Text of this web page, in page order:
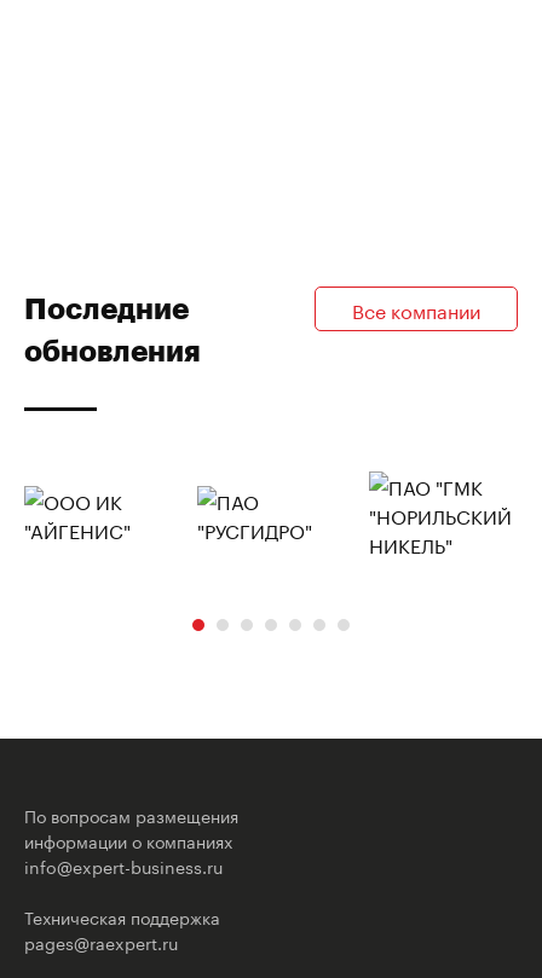
Последние
обновления
Все компании
По вопросам размещения
информации о компаниях
info@expert-business.ru
Техническая поддержка
pages@raexpert.ru